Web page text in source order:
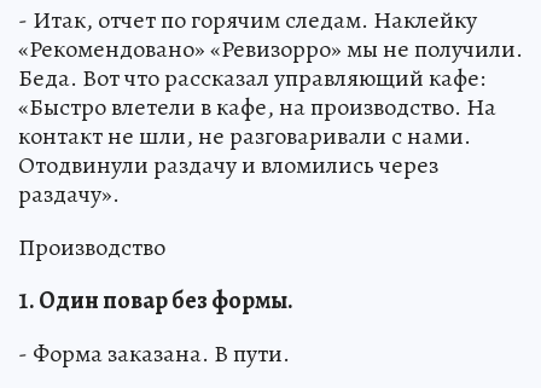
- Итак, отчет по горячим следам. Наклейку
«Рекомендовано» «Ревизорро» мы не получили.
Беда. Вот что рассказал управляющий кафе:
«Быстро влетели в кафе, на производство. На
контакт не шли, не разговаривали с нами.
Отодвинули раздачу и вломились через
раздачу».
Производство
1. Один повар без формы.
- Форма заказана. В пути.